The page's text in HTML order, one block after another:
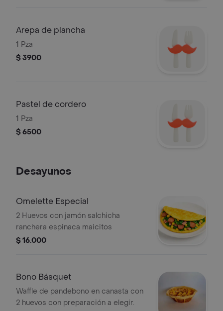
Arepa de plancha
1 Pza
$ 3900
Pastel de cordero
1 Pza
$ 6500
Desayunos
Omelette Especial
2 Huevos con jamón salchicha
ranchera espinaca maicitos
$ 16.000
Bono Básquet
Waffle de pandebono en canasta con
2 huevos con preparación a elegir.